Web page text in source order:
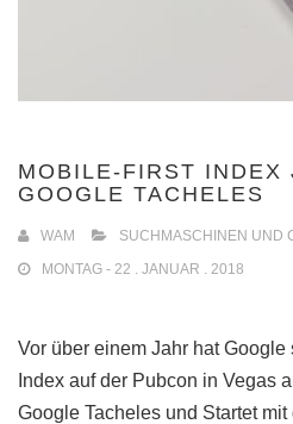
MOBILE-FIRST INDEX
GOOGLE TACHELES
WAM
SUCHMASCHINEN UND
MONTAG - 22 . JANUAR . 2018
Vor über einem Jahr hat
Index auf der Pubcon in Vegas
Google Tacheles und Startet